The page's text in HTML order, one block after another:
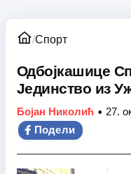
/Спорт
Одбојкашице
Јединство из
Бојан Николић • 27.
Подели